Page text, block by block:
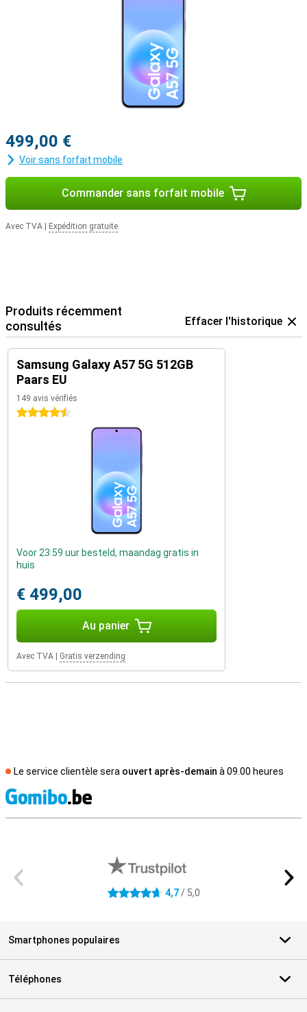
499,00 €
Voir sans forfait mobile
Commander sans forfait mobile
Avec TVA Expédition gratuite
Produits récemment
consultés
Effacer l'historique
Samsung Galaxy A57 5G 512GB
Paars EU
149 avis vérifiés
4.5 étoiles
Voor 23:59 uur besteld, maandag gratis in
huis
€ 499,00
Au panier
Avec TVA Gratis verzending
Le service clientèle sera ouvert après-demain à 09.00 heures
4.7 étoiles 4,7/ 5,0
Smartphones populaires
Téléphones